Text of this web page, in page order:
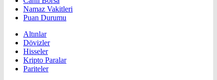
Namaz Vakitleri
Puan Durumu
Altınlar
Dövizler
Hisseler
Kripto Paralar
Pariteler